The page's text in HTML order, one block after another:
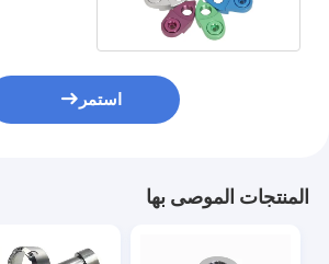
استمر
المنتجات الموصى بها